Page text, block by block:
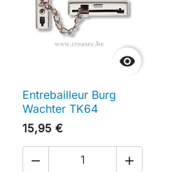

Entrebailleur Burg
Wachter TK64
15,95 €
 